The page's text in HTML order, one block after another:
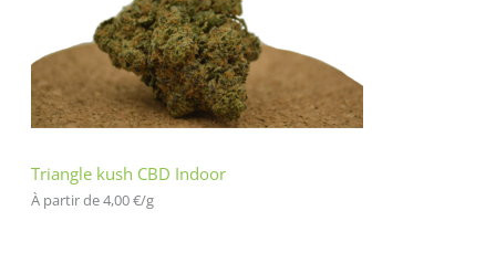
Triangle kush CBD Indoor
À partir de 4,00€/g